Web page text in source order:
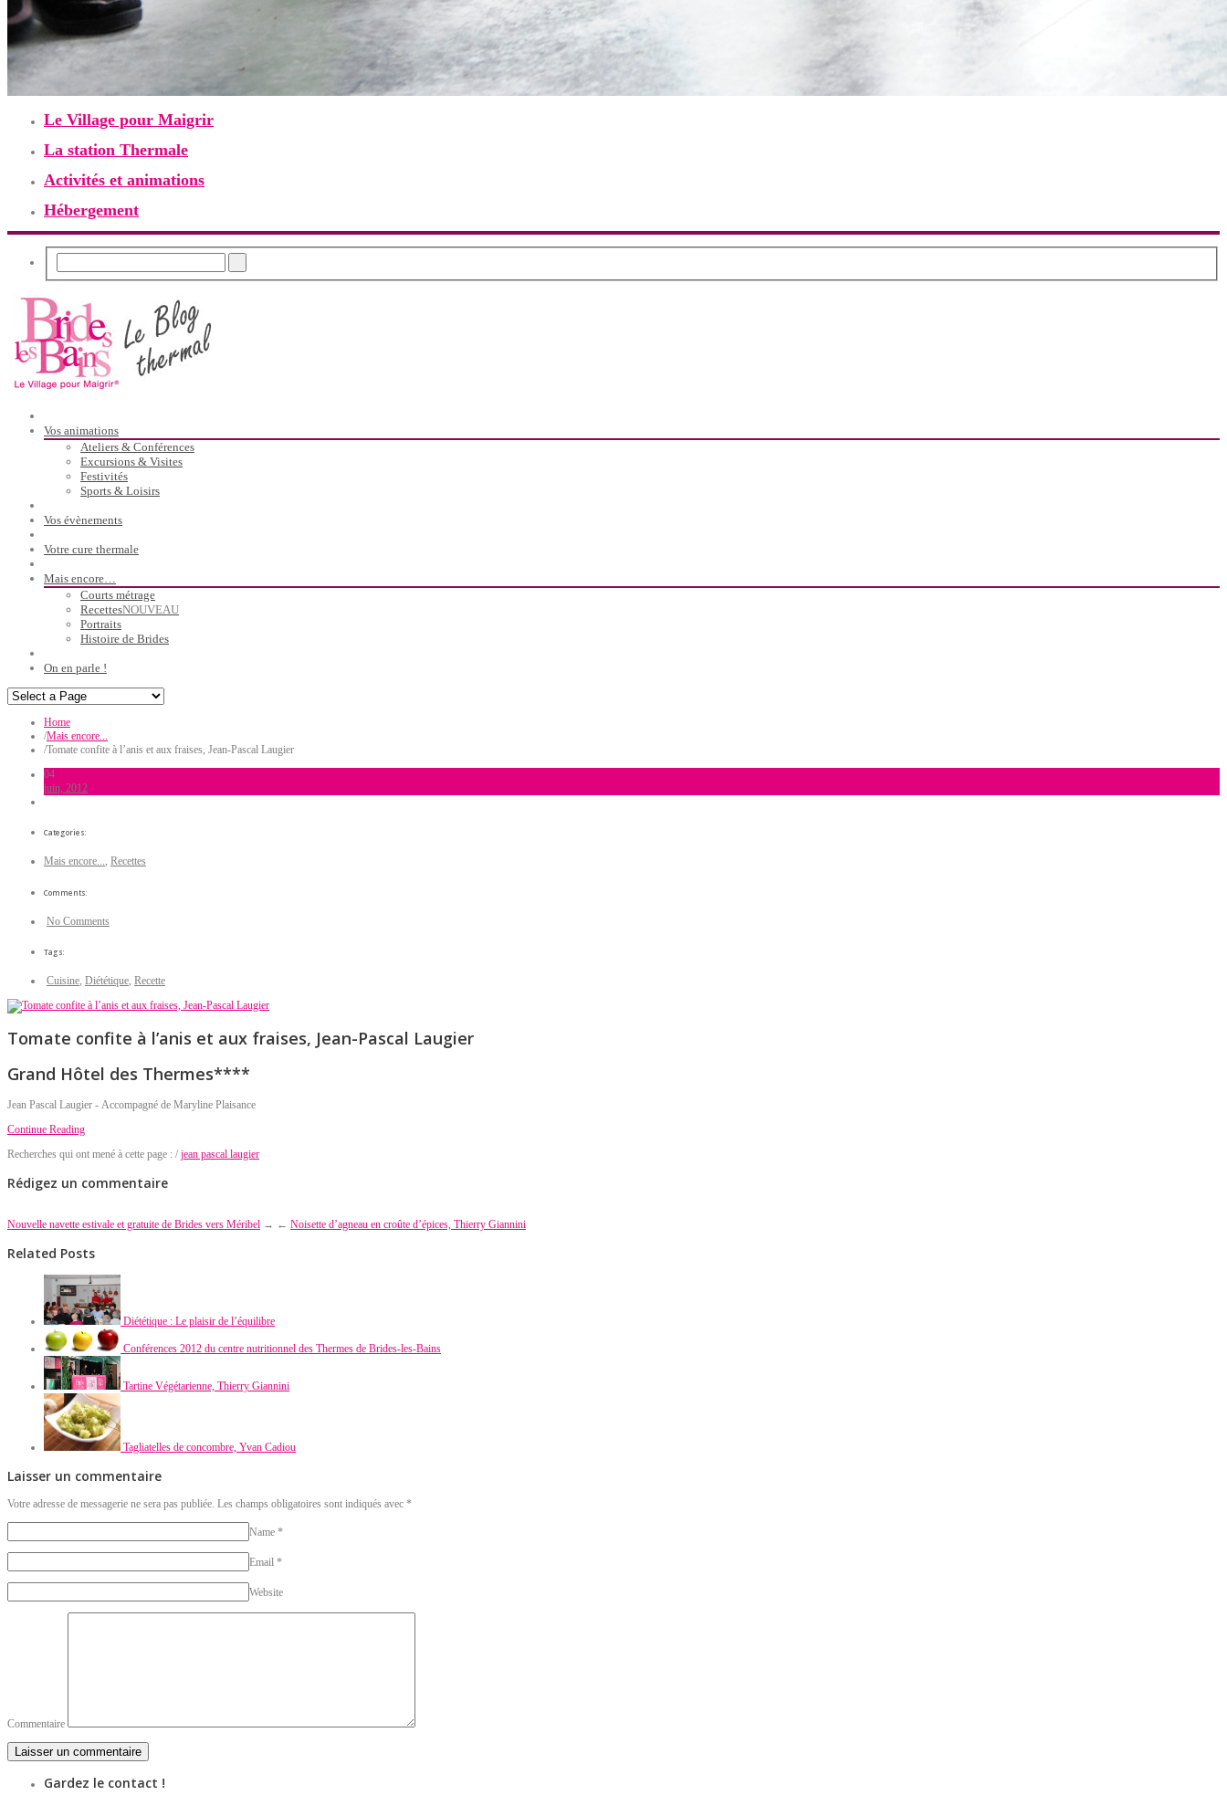
Le Village pour Maigrir
La station Thermale
Activités et animations
Hébergement
Vos animations
Ateliers & Conférences
Excursions & Visites
Festivités
Sports & Loisirs
Vos évènements
Votre cure thermale
Mais encore…
Courts métrage
RecettesNOUVEAU
Portraits
Histoire de Brides
On en parle !
Home
/Mais encore...
/Tomate confite à l’anis et aux fraises, Jean-Pascal Laugier
04
juin, 2012
Categories:
Mais encore..., Recettes
Comments:
No Comments
Tags:
Cuisine, Diététique, Recette
Tomate confite à l’anis et aux fraises, Jean-Pascal Laugier
Grand Hôtel des Thermes****
Jean Pascal Laugier - Accompagné de Maryline Plaisance
Continue Reading
Recherches qui ont mené à cette page : / jean pascal laugier
Rédigez un commentaire
Nouvelle navette estivale et gratuite de Brides vers Méribel → ← Noisette d’agneau en croûte d’épices, Thierry Giannini
Related Posts
Diététique : Le plaisir de l’équilibre
Conférences 2012 du centre nutritionnel des Thermes de Brides-les-Bains
Tartine Végétarienne, Thierry Giannini
Tagliatelles de concombre, Yvan Cadiou
Laisser un commentaire
Votre adresse de messagerie ne sera pas publiée. Les champs obligatoires sont indiqués avec *
Name *
Email *
Website
Commentaire
Gardez le contact !